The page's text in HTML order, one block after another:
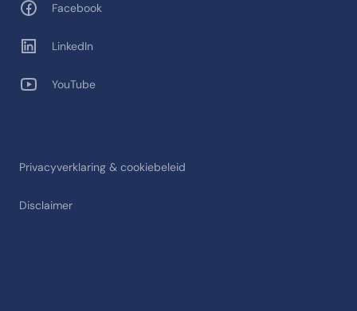
Privacyverklaring & cookiebeleid
Disclaimer
Facebook
LinkedIn
YouTube